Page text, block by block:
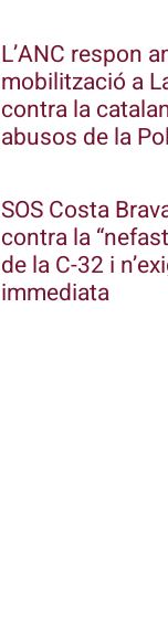
L’ANC respon
mobilització a
contra la
abusos de la
SOS Costa
contra la
de la C-32 i
immediata